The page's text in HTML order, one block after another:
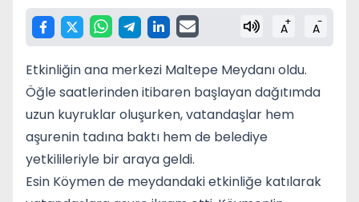
A+ A-
Etkinliğin ana merkezi Maltepe Meydanı oldu.
Öğle saatlerinden itibaren başlayan dağıtımda
uzun kuyruklar oluşurken, vatandaşlar hem
aşurenin tadına baktı hem de belediye
yetkilileriyle bir araya geldi.
Esin Köymende meydandaki etkinliğe katılarak